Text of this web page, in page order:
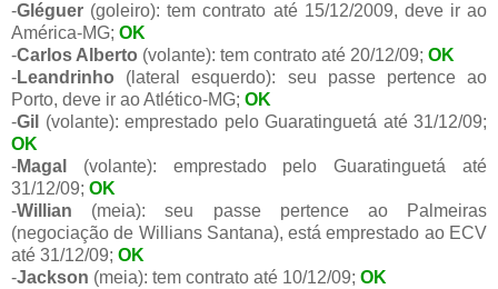
-Gléguer (goleiro): tem contrato até 15/12/2009, deve ir ao
América-MG; OK
-Carlos Alberto (volante): tem contrato até 20/12/09; OK
-Leandrinho (lateral esquerdo): seu passe pertence ao
Porto, deve ir ao Atlético-MG; OK
-Gil
(volante): emprestado pelo Guaratinguetá até 31/12/09;
OK
-Magal
(volante): emprestado pelo Guaratinguetá até
31/12/09; OK
-Willian (meia): seu passe pertence ao Palmeiras
(negociação de Willians Santana), está emprestado ao ECV
até 31/12/09; OK
-Jackson (meia): tem contrato até 10/12/09; OK